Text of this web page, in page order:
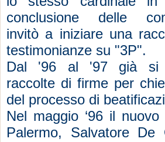
conclusione delle
invitò a iniziare una
testimonianze su "3P".
Dal '96 al '97 già si
raccolte di firme per
del processo di
Nel maggio ‘96 il
Palermo, Salvatore De